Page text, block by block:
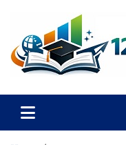
content
123Bildung